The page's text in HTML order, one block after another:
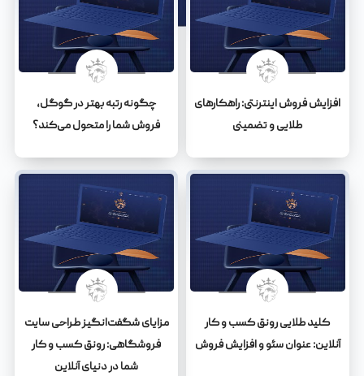
افزایش فروش اینترنتی: راهکارهای
طلایی و تضمینی
چگونه رتبه بهتر در گوگل،
فروش شما را متحول می‌کند؟
کلید طلایی رونق کسب و کار
آنلاین: عنوان سئو و افزایش فروش
مزایای شگفت‌انگیز طراحی سایت
فروشگاهی: رونق کسب و کار
شما در دنیای آنلاین